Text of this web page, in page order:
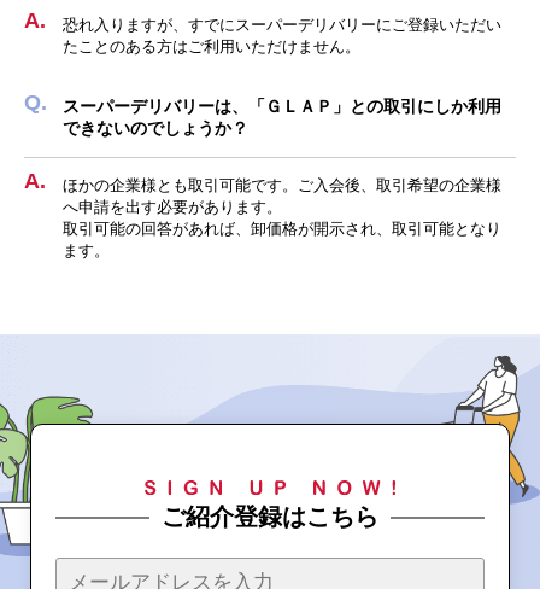
恐れ入りますが、すでにスーパーデリバリーにご登録いただい
たことのある方はご利用いただけません。
スーパーデリバリーは、「ＧＬＡＰ」との取引にしか利用
できないのでしょうか？
ほかの企業様とも取引可能です。ご入会後、取引希望の企業様
へ申請を出す必要があります。
取引可能の回答があれば、卸価格が開示され、取引可能となり
ます。
ご紹介登録はこちら